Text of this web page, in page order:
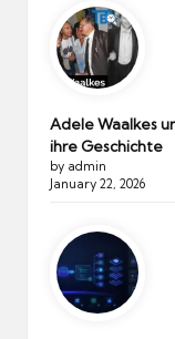
Adele Waalkes
ihre Geschichte
by admin
January 22, 2026